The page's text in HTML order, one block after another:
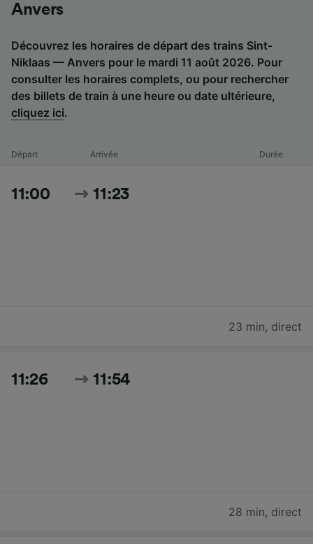
Anvers
Découvrez les horaires de départ des trains Sint-
Niklaas — Anvers pour le mardi 11 août 2026. Pour
consulter les horaires complets, ou pour rechercher
des billets de train à une heure ou date ultérieure,
cliquez ici.
Départ Arrivée Durée
11:00 11:23
23 min, direct
11:26 11:54
28 min, direct